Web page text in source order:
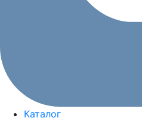
Каталог